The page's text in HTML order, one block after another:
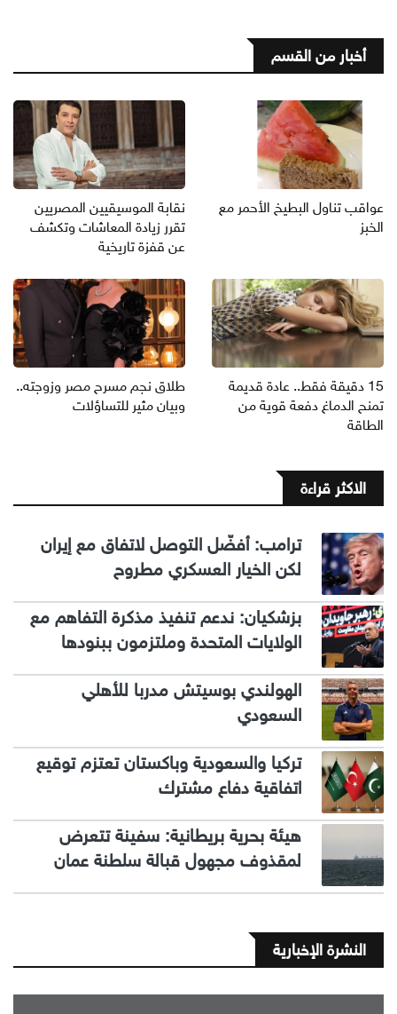
أخبار من القسم
عواقب تناول البطيخ الأحمر مع
الخبز
نقابة الموسيقيين المصريين
تقرر زيادة المعاشات وتكشف
عن قفزة تاريخية
15 دقيقة فقط.. عادة قديمة
تمنح الدماغ دفعة قوية من
الطاقة
طلاق نجم مسرح مصر وزوجته..
وبيان مثير للتساؤلات
الاكثر قراءة
ترامب: أفضّل التوصل لاتفاق مع إيران
لكن الخيار العسكري مطروح
بزشكيان: ندعم تنفيذ مذكرة التفاهم مع
الولايات المتحدة وملتزمون ببنودها
الهولندي بوسيتش مدربا للأهلي
السعودي
تركيا والسعودية وباكستان تعتزم توقيع
اتفاقية دفاع مشترك
هيئة بحرية بريطانية: سفينة تتعرض
لمقذوف مجهول قبالة سلطنة عمان
النشرة الإخبارية